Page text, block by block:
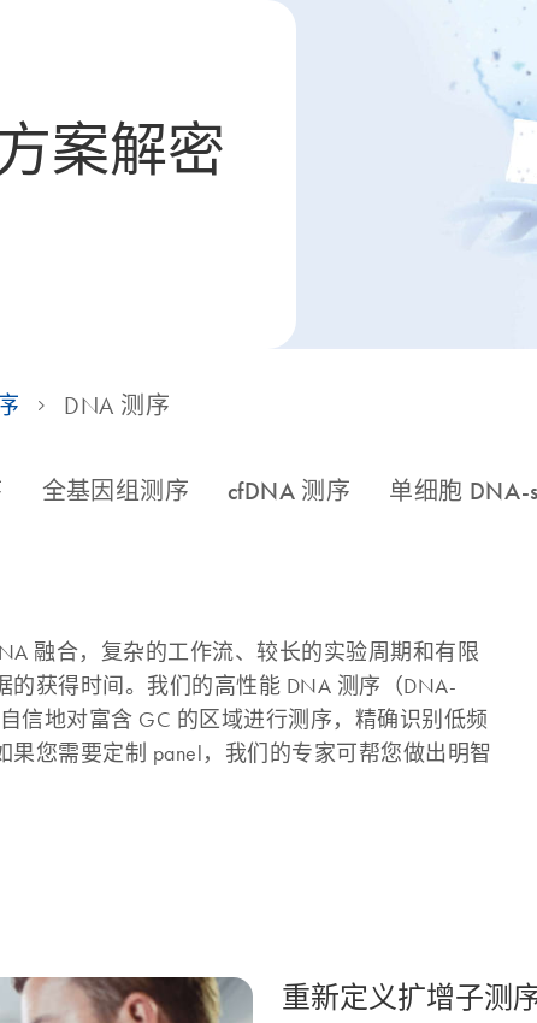
案解密
DNA 测序
融合，复杂的工作流、较长的实验周期和有限
获得时间。我们的高性能 DNA 测序（DNA-
信地对富含 GC 的区域进行测序，精确识别低频
您需要定制 panel，我们的专家可帮您做出明智
重新定义扩增子测